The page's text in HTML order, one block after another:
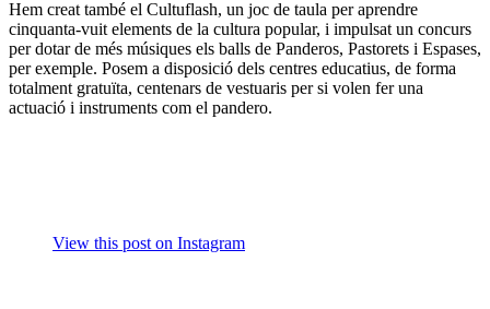
Hem creat també el Cultuflash, un joc de taula per aprendre
cinquanta-vuit elements de la cultura popular, i impulsat un concurs
per dotar de més músiques els balls de Panderos, Pastorets i Espases,
per exemple. Posem a disposició dels centres educatius, de forma
totalment gratuïta, centenars de vestuaris per si volen fer una
actuació i instruments com el pandero.
View this post on Instagram